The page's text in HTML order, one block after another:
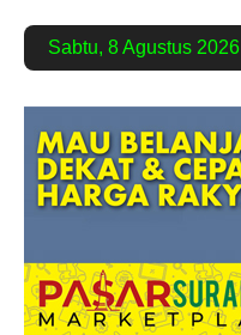
Sabtu, 8 Agustus 2026